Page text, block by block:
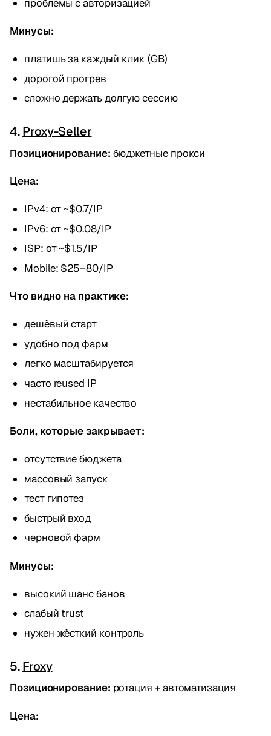
проблемы с авторизацией
Минусы:
платишь за каждый клик (GB)
дорогой прогрев
сложно держать долгую сессию
4.Proxy-Seller
Позиционирование: бюджетные прокси
Цена:
IPv4: от ~$0.7/IP
IPv6: от ~$0.08/IP
ISP: от ~$1.5/IP
Mobile: $25–80/IP
Что видно на практике:
дешёвый старт
удобно под фарм
легко масштабируется
часто reused IP
нестабильное качество
Боли, которые закрывает:
отсутствие бюджета
массовый запуск
тест гипотез
быстрый вход
черновой фарм
Минусы:
высокий шанс банов
слабый trust
нужен жёсткий контроль
5.Froxy
Позиционирование: ротация + автоматизация
Цена: